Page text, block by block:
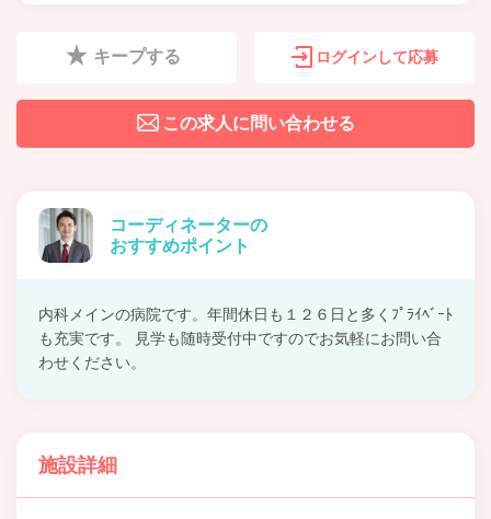
キープする ログインして応募
この求人に問い合わせる
コーディネーターの
おすすめポイント
内科メインの病院です。年間休日も１２６日と多くﾌﾟﾗｲﾍﾞｰﾄ
も充実です。 見学も随時受付中ですのでお気軽にお問い合
わせください。
施設詳細